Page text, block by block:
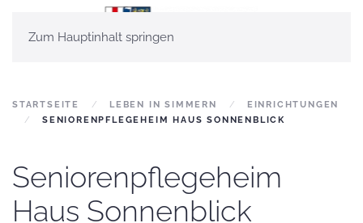
Zum Hauptinhalt springen
STARTSEITE LEBEN IN SIMMERN
EINRICHTUNGEN
SENIORENPFLEGEHEIM HAUS SONNENBLICK
Seniorenpflegeheim
Haus Sonnenblick